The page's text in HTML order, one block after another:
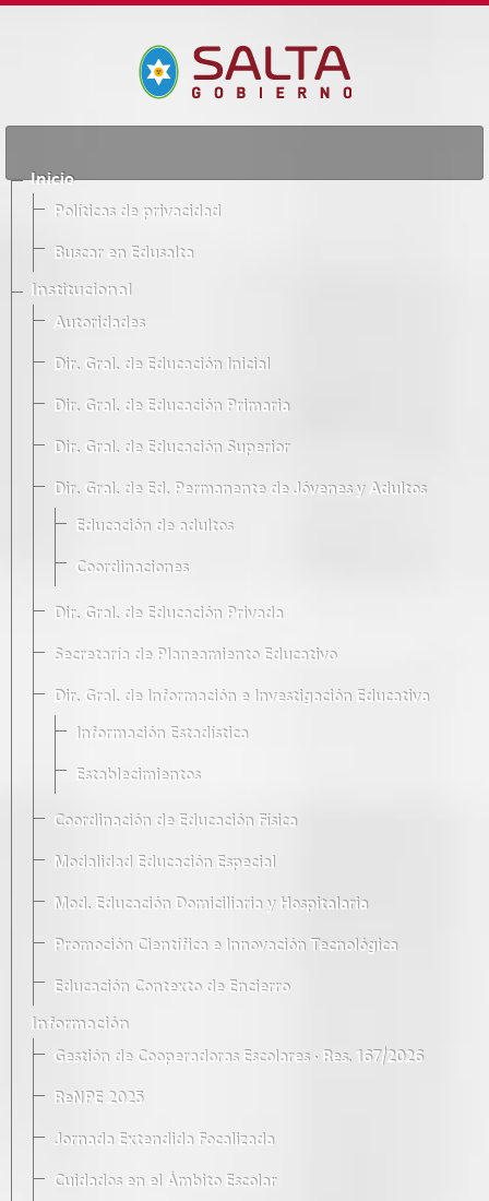
Inicio
Políticas de privacidad
Buscar en Edusalta
Institucional
Autoridades
Dir. Gral. de Educación Inicial
Dir. Gral. de Educación Primaria
Dir. Gral. de Educación Superior
Dir. Gral. de Ed. Permanente de Jóvenes y Adultos
Educación de adultos
Coordinaciones
Dir. Gral. de Educación Privada
Secretaría de Planeamiento Educativo
Dir. Gral. de Información e Investigación Educativa
Información Estadística
Establecimientos
Coordinación de Educación Física
Modalidad Educación Especial
Mod. Educación Domiciliaria y Hospitalaria
Promoción Científica e Innovación Tecnológica
Educación Contexto de Encierro
Información
Gestión de Cooperadoras Escolares · Res. 167/2026
ReNPE 2025
Jornada Extendida Focalizada
Cuidados en el Ámbito Escolar